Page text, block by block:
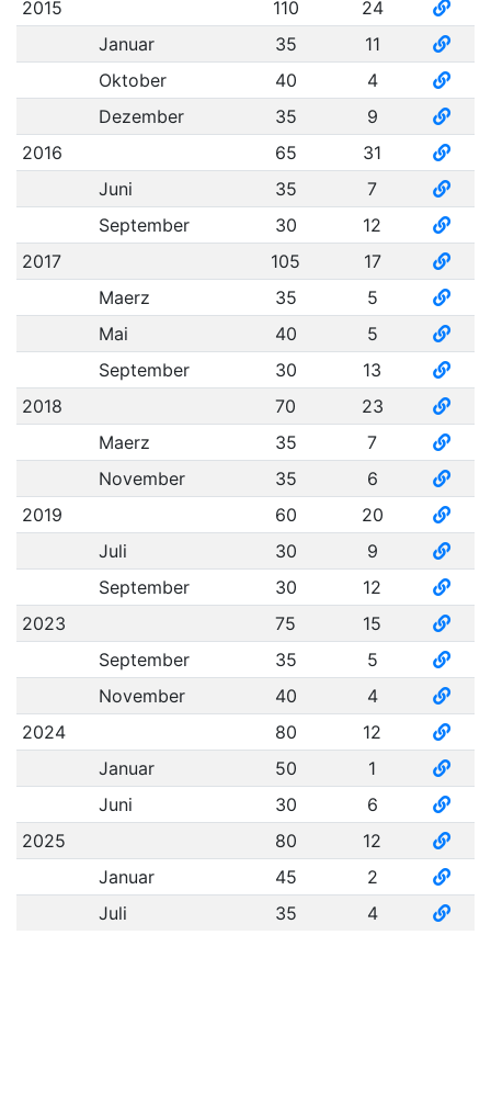
2015
110
24
Januar
35
11
Oktober
40
4
Dezember
35
9
2016
65
31
Juni
35
7
September
30
12
2017
105
17
Maerz
35
5
Mai
40
5
September
30
13
2018
70
23
Maerz
35
7
November
35
6
2019
60
20
Juli
30
9
September
30
12
2023
75
15
September
35
5
November
40
4
2024
80
12
Januar
50
1
Juni
30
6
2025
80
12
Januar
45
2
Juli
35 4